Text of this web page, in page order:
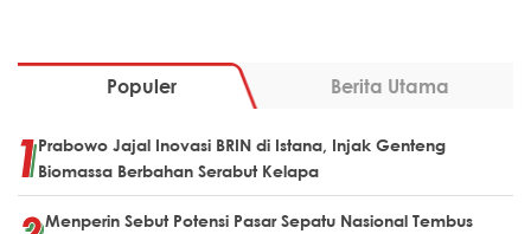
Populer Berita Utama
Prabowo Jajal Inovasi BRIN di Istana, Injak Genteng
Biomassa Berbahan Serabut Kelapa
Menperin Sebut Potensi Pasar Sepatu Nasional Tembus